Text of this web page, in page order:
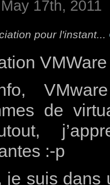
17th, 2011
pour l'instant...
de
:-p
je suis dans